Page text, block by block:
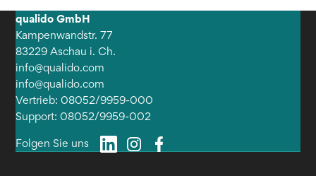
qualido GmbH
Kampenwandstr. 77
83229 Aschau i. Ch.
info@qualido.com
info@qualido.com
Vertrieb: 08052/9959-000
Support: 08052/9959-002
Folgen Sie uns